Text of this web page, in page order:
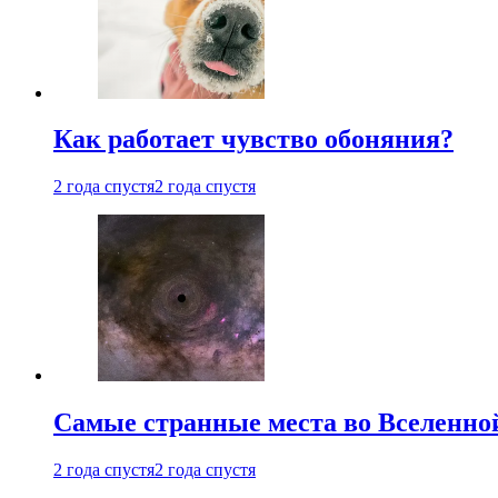
Как работает чувство обоняния?
2 года спустя2 года спустя
Самые странные места во
2 года спустя2 года спустя